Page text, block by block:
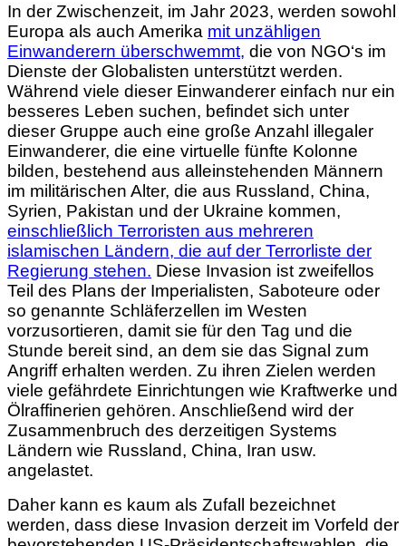
In der Zwischenzeit, im Jahr 2023, werden sowohl
Europa als auch Amerika mit unzähligen
Einwanderern überschwemmt, die von NGO‘s im
Dienste der Globalisten unterstützt werden.
Während viele dieser Einwanderer einfach nur ein
besseres Leben suchen, befindet sich unter
dieser Gruppe auch eine große Anzahl illegaler
Einwanderer, die eine virtuelle fünfte Kolonne
bilden, bestehend aus alleinstehenden Männern
im militärischen Alter, die aus Russland, China,
Syrien, Pakistan und der Ukraine kommen,
einschließlich Terroristen aus mehreren
islamischen Ländern, die auf der Terrorliste der
Regierung stehen. Diese Invasion ist zweifellos
Teil des Plans der Imperialisten, Saboteure oder
so genannte Schläferzellen im Westen
vorzusortieren, damit sie für den Tag und die
Stunde bereit sind, an dem sie das Signal zum
Angriff erhalten werden. Zu ihren Zielen werden
viele gefährdete Einrichtungen wie Kraftwerke und
Ölraffinerien gehören. Anschließend wird der
Zusammenbruch des derzeitigen Systems
Ländern wie Russland, China, Iran usw.
angelastet.
Daher kann es kaum als Zufall bezeichnet
werden, dass diese Invasion derzeit im Vorfeld der